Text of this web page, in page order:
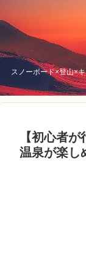
スノーボード×登山×
【初心者
温泉が楽し